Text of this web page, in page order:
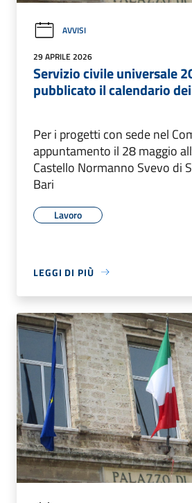
AVVISI
29 APRILE 2026
Servizio civile universale
pubblicato il calendario
Per i progetti con sede nel
appuntamento il 28 maggio
Castello Normanno Svevo di
Bari
Lavoro
LEGGI DI PIÙ